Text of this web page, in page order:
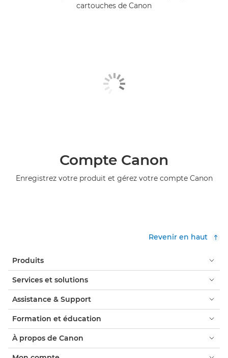
cartouches de Canon
Compte Canon
Enregistrez votre produit et gérez votre compte Canon
Revenir en haut
Produits
Services et solutions
Assistance & Support
Formation et éducation
À propos de Canon